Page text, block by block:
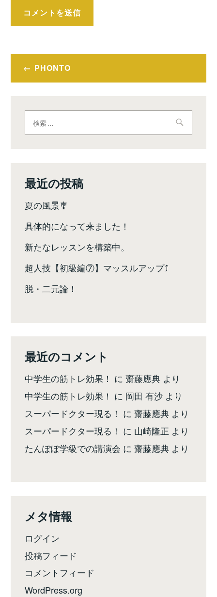
投
稿
ビ
ゲ
ョ
ン
PHONTO
索:
最近の投稿
夏の風景🎐
具体的になって来ました！
新たなレッスンを構築中。
超人技【初級編⑦】マッスルアップ⤴️
脱・二元論！
最近のコメント
中学生の筋トレ効果！ に齋藤應典 より
中学生の筋トレ効果！ に 岡田 有沙 より
スーパードクター現る！ に齋藤應典 より
スーパードクター現る！ に 山崎隆正 より
たんぽぽ学級での講演会 に齋藤應典 より
メタ情報
ログイン
投稿フィード
コメントフィード
WordPress.org